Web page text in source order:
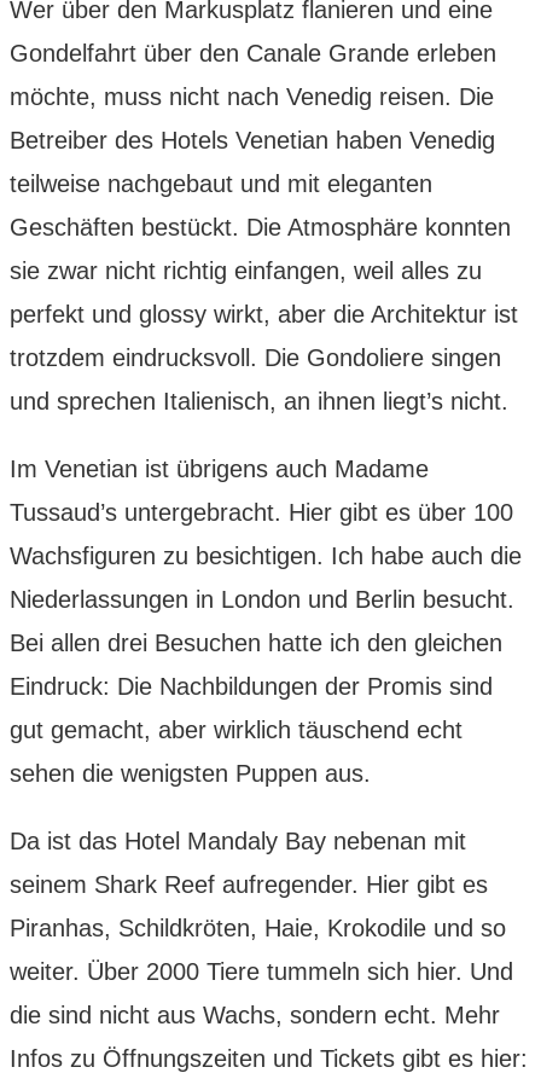
Wer über den Markusplatz flanieren und eine
Gondelfahrt über den Canale Grande erleben
möchte, muss nicht nach Venedig reisen. Die
Betreiber des Hotels Venetian haben Venedig
teilweise nachgebaut und mit eleganten
Geschäften bestückt. Die Atmosphäre konnten
sie zwar nicht richtig einfangen, weil alles zu
perfekt und glossy wirkt, aber die Architektur ist
trotzdem eindrucksvoll. Die Gondoliere singen
und sprechen Italienisch, an ihnen liegt’s nicht.
Im Venetian ist übrigens auch Madame
Tussaud’s untergebracht. Hier gibt es über 100
Wachsfiguren zu besichtigen. Ich habe auch die
Niederlassungen in London und Berlin besucht.
Bei allen drei Besuchen hatte ich den gleichen
Eindruck: Die Nachbildungen der Promis sind
gut gemacht, aber wirklich täuschend echt
sehen die wenigsten Puppen aus.
Da ist das Hotel Mandaly Bay nebenan mit
seinem Shark Reef aufregender. Hier gibt es
Piranhas, Schildkröten, Haie, Krokodile und so
weiter. Über 2000 Tiere tummeln sich hier. Und
die sind nicht aus Wachs, sondern echt. Mehr
Infos zu Öffnungszeiten und Tickets gibt es hier: